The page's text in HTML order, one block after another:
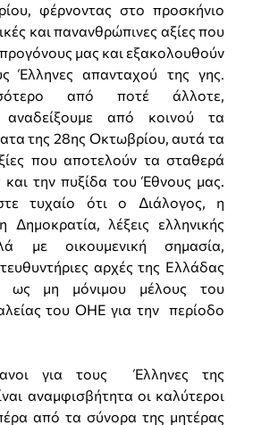
φέρνοντας στο προσκήνιο
και πανανθρώπινες αξίες που
μας και εξακολουθούν
Έλληνες απανταχού της γης.
από ποτέ άλλοτε,
από κοινού τα
της 28ης Οκτωβρίου, αυτά τα
που αποτελούν τα σταθερά
την πυξίδα του Έθνους μας.
τυχαίο ότι ο Διάλογος, η
Δημοκρατία, λέξεις ελληνικής
με οικουμενική σημασία,
αρχές της Ελλάδας
ως μη μόνιμου μέλους του
του ΟΗΕ για την περίοδο
για τους Έλληνες της
αναμφισβήτητα οι καλύτεροι
από τα σύνορα της μητέρας